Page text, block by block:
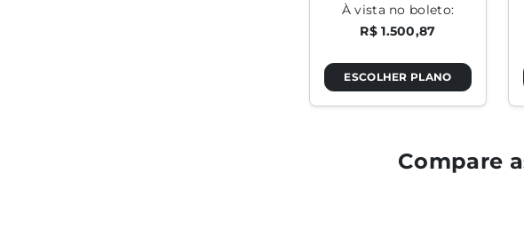
À vista no boleto:
R$ 1.500,87
ESCOLHER PLANO
Compare